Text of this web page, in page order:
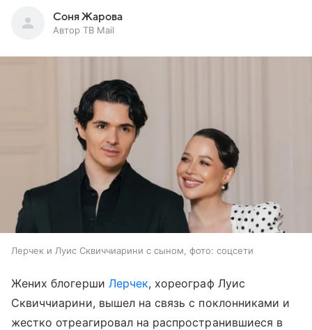
Соня Жарова
Автор ТВ Mail
Лерчек и Луис Сквиччиарини с сыном, фото: соцсети
Жених блогерши Лерчек, хореограф Луис
Сквиччиарини, вышел на связь с поклонниками и
жестко отреагировал на распространившиеся в